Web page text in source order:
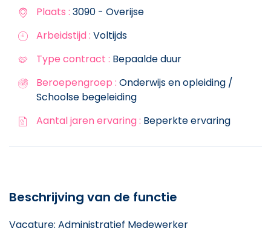
Plaats : 3090 - Overijse
Arbeidstijd : Voltijds
Type contract : Bepaalde duur
Beroepengroep : Onderwijs en opleiding /
Schoolse begeleiding
Aantal jaren ervaring : Beperkte ervaring
Beschrijving van de functie
Vacature: Administratief Medewerker